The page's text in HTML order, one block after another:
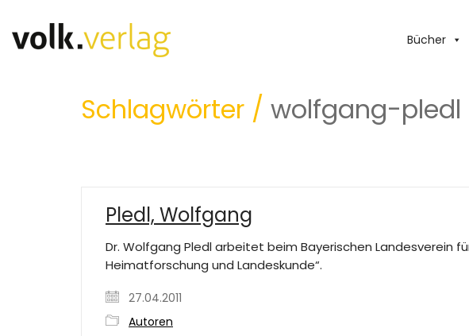
Bücher
Schlagwörter / wolfgang-pledl
Pledl, Wolfgang
Dr. Wolfgang Pledl arbeitet beim Bayerischen Landesverein
Heimatforschung und Landeskunde“.
27.04.2011
Autoren